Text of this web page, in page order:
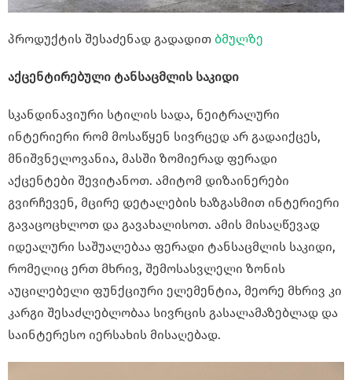
პროდუქტის შესაძენად გადადით ბმულზე
აქცენტირებული ტანსაცმლის საკიდი
სკანდინავიური სტილის სადა, ნეიტრალური
ინტერიერი რომ მოსაწყენ სივრცედ არ გადაიქცეს,
მნიშვნელოვანია, მასში ზომიერად ფერადი
აქცენტები შევიტანოთ. ამიტომ დიზაინერები
გვირჩევენ, მცირე დეტალების ხაზგასმით ინტერიერი
გავაცოცხლოთ და გავახალისოთ. ამის მისაღწევად
იდეალური საშუალებაა ფერადი ტანსაცმლის საკიდი,
რომელიც ერთ მხრივ, შემოსასვლელი ზონის
აუცილებელი ფუნქციური ელემენტია, მეორე მხრივ კი
კარგი შესაძლებლობაა სივრცის გასალამაზებლად და
საინტერესო იერსახის მისაღებად.